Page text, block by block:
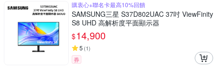
購衷心+聯名卡最高10%回饋
SAMSUNG三星 S37D802UAC 37吋 ViewFinity
S8 UHD 高解析度平面顯示器
$14,900
5 (1)
券